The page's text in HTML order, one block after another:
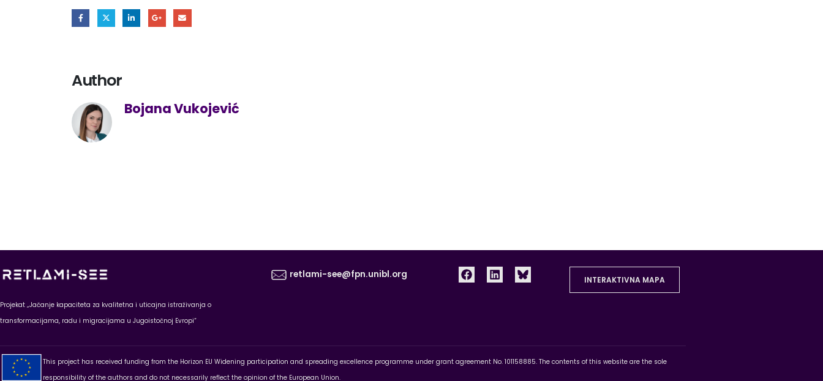
Author
Bojana Vukojević
Projekat „Jačanje kapaciteta za kvalitetna i uticajna istraživanja o
transformacijama, radu i migracijama u Jugoistočnoj Evropi“
retlami-see@fpn.unibl.org INTERAKTIVNA MAPA
This project has received funding from the Horizon EU Widening participation and spreading excellence programme under grant agreement No. 101158885. The contents of this website are the sole
responsibility of the authors and do not necessarily reflect the opinion of the European Union.